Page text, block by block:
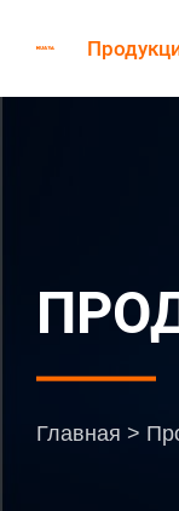
Главная >